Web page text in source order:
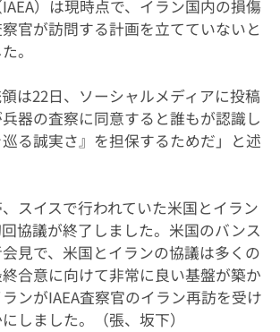
）は現時点で、イラン国内の損傷
官が訪問する計画を立てていないと
。
は22日、ソーシャルメディアに投稿
器の査察に同意すると誰もが認識し
る誠実さ』を担保するためだ」と述
スイスで行われていた米国とイラン
協議が終了しました。米国のバンス
見で、米国とイランの協議は多くの
合意に向けて非常に良い基盤が築か
ンがIAEA査察官のイラン再訪を受け
しました。（張、坂下）